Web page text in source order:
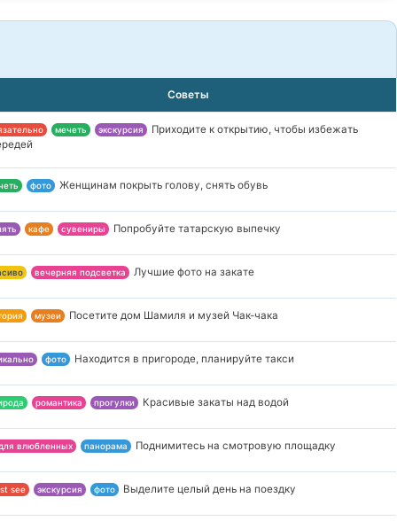
Советы
мечеть экскурсия
Приходите к открытию, чтобы избежать
фото Женщинам покрыть голову, снять обувь
кафе сувениры Попробуйте татарскую выпечку
вечерняя подсветка Лучшие фото на закате
музеи Посетите дом Шамиля и музей Чак-чака
фото Находится в пригороде, планируйте такси
романтика прогулки Красивые закаты над водой
влюбленных панорама Поднимитесь на смотровую площадку
see экскурсия фото Выделите целый день на поездку